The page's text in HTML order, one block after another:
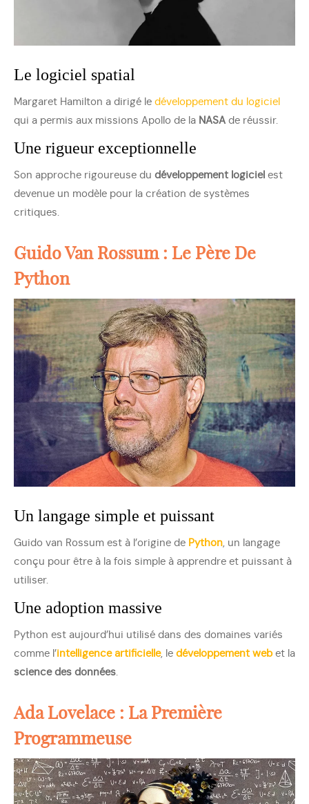
Le logiciel spatial
Margaret Hamilton a dirigé le développement du logiciel
qui a permis aux missions Apollo de la NASA de réussir.
Une rigueur exceptionnelle
Son approche rigoureuse du développement logiciel est
devenue un modèle pour la création de systèmes
critiques.
Guido Van Rossum : Le Père De
Python
Un langage simple et puissant
Guido van Rossum est à l’origine de Python, un langage
conçu pour être à la fois simple à apprendre et puissant à
utiliser.
Une adoption massive
Python est aujourd’hui utilisé dans des domaines variés
comme l’intelligence artificielle, le développement webet la
science des données.
Ada Lovelace : La Première
Programmeuse